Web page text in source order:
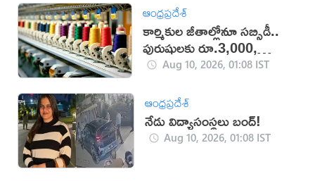
ఆంధ్రప్రదేశ్
కార్మికుల జీతాల్లోనూ సబ్సిడీ..
పురుషులకు రూ.3,000,
మహిళలకు రూ.3,500
Aug 10, 2026, 01:08 IST
ఆంధ్రప్రదేశ్
నేడు విద్యాసంస్థలు బంద్!
Aug 10, 2026, 01:08 IST